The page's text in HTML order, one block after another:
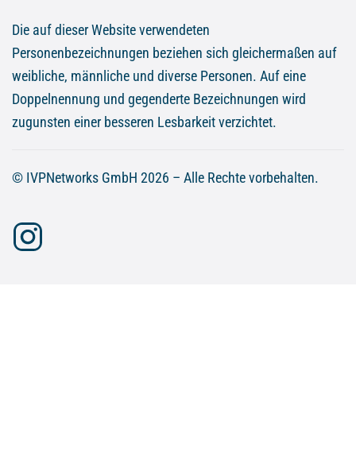
Die auf dieser Website verwendeten
Personenbezeichnungen beziehen sich gleichermaßen auf
weibliche, männliche und diverse Personen. Auf eine
Doppelnennung und gegenderte Bezeichnungen wird
zugunsten einer besseren Lesbarkeit verzichtet.
© IVPNetworks GmbH 2026 – Alle Rechte vorbehalten.